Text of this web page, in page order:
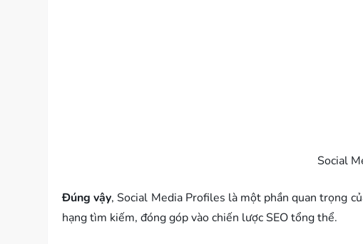
Social
Đúng vậy, Social Media Profiles là một phần quan trọng
hạng tìm kiếm, đóng góp vào chiến lược SEO tổng thể.